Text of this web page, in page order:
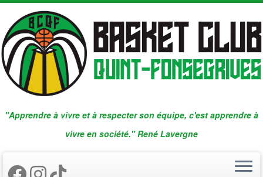
Passer
contenu
"Apprendre à vivre et à respecter son équipe, c'est apprendre à
vivre en société." René Lavergne